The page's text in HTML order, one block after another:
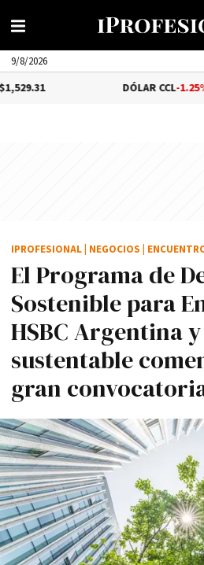
9/8/2026
-1.25%$1,556.14
El Programa de
Sostenible para
HSBC Argentina
sustentable
gran
IPROFESIONAL NEGOCIOS